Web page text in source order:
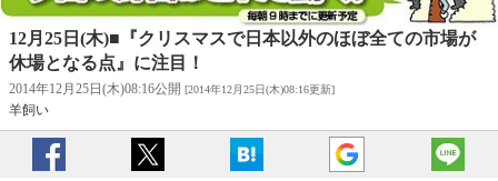
12月25日(木)■『クリスマスで日本以外のほぼ全ての市場が
休場となる点』に注目！
2014年12月25日(木)08:16公開 [2014年12月25日(木)08:16更新]
羊飼い